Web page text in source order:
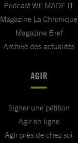
Podcast WE MADE IT
Magazine La Chronique
Magazine Bref
Archive des actualités
AGIR
Signer une pétition
Agir en ligne
Agir près de chez soi